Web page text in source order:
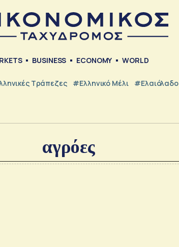
BUSINESS ECONOMY WORLD
Τράπεζες #Ελληνικό Μέλι #Ελαιόλαδο
αγρόες